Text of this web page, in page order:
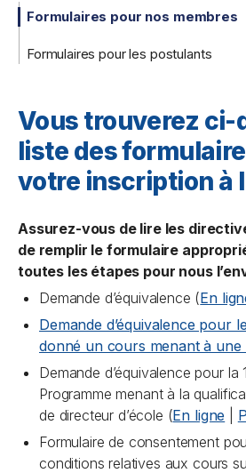
Formulaires pour nos membres
Formulaires pour les postulants
Vous trouverez ci-
liste des
votre inscription à
Assurez-vous de lire les
de remplir le formulaire
toutes les étapes pour nous
Demande d’équivalence (En
Demande d’équivalence pour
donné un cours menant à une
Demande d’équivalence pour la 1
Programme menant à la
de directeur d’école (En ligne
Formulaire de consentement
conditions relatives aux cours